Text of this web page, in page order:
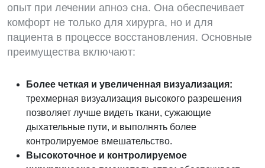
опыт при лечении апноэ сна. Она обеспечивает
комфорт не только для хирурга, но и для
пациента в процессе восстановления. Основные
преимущества включают:
Более четкая и увеличенная визуализация:
трехмерная визуализация высокого разрешения
позволяет лучше видеть ткани, сужающие
дыхательные пути, и выполнять более
контролируемое вмешательство.
Высокоточное и контролируемое